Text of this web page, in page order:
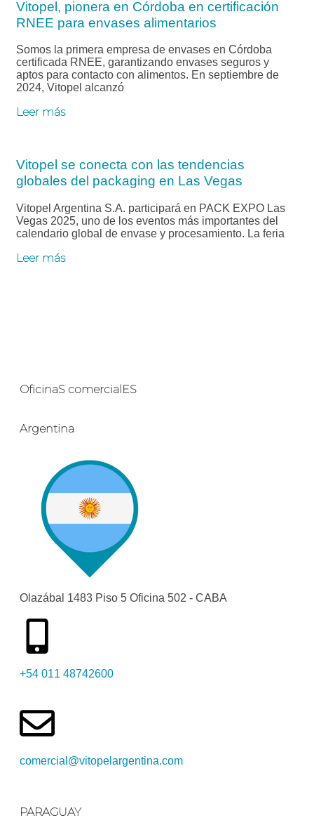
Vitopel, pionera en Córdoba en certificación
RNEE para envases alimentarios
Somos la primera empresa de envases en Córdoba
certificada RNEE, garantizando envases seguros y
aptos para contacto con alimentos. En septiembre de
2024, Vitopel alcanzó
Leer más
Vitopel se conecta con las tendencias
globales del packaging en Las Vegas
Vitopel Argentina S.A. participará en PACK EXPO Las
Vegas 2025, uno de los eventos más importantes del
calendario global de envase y procesamiento. La feria
Leer más
OficinaS comercialES
Argentina
Olazábal 1483 Piso 5 Oficina 502 - CABA
+54 011 48742600​
comercial@vitopelargentina.com​
PARAGUAY